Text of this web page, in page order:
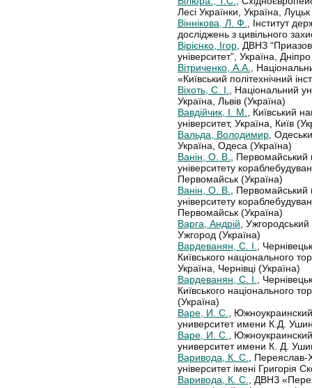
Лесі Українки, Україна,
Віннікова, Л. Ф.
, Інститут
досліджень з цивільного
Вірієнко, Ігор, ДВНЗ
університет”, Україна,
Вітриченко, А.А.
,
«Київський політехнічний
Віхоть, С. І.
, Національний
Україна, Львів (Україна)
Вавдійчик, І. М.
, Київський
університет, Україна, Київ
Вальда, Володимир,
Україна, Одеса (Україна)
Ванін, О. В.
, Первомайський
університету
Первомайськ (Україна)
Ванін, О. В.
, Первомайський
університету
Первомайськ (Україна)
Варга, Андрій ,
Ужгород (Україна)
Вардеванян, С. І.
,
Київського національного
Україна, Чернівці (Україна)
Вардеванян, С. І.
,
Київського національного
(Україна)
Варе, И. С.
,
университет имени К.Д.
Варе, И. С.
,
университет имени К. Д.
Варивода, К. С.
,
університет імені Григорія
Варивода, К. С.
, ДВНЗ